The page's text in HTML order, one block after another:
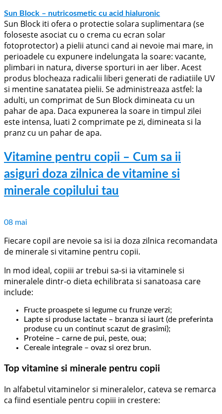
Sun Block – nutricosmetic cu acid hialuronic
Sun Block iti ofera o protectie solara suplimentara (se
foloseste asociat cu o crema cu ecran solar
fotoprotector) a pielii atunci cand ai nevoie mai mare, in
perioadele cu expunere indelungata la soare: vacante,
plimbari in natura, diverse sporturi in aer liber. Acest
produs blocheaza radicalii liberi generati de radiatiile UV
si mentine sanatatea pielii. Se administreaza astfel: la
adulti, un comprimat de Sun Block dimineata cu un
pahar de apa. Daca expunerea la soare in timpul zilei
este intensa, luati 2 comprimate pe zi, dimineata si la
pranz cu un pahar de apa.
Vitamine pentru copii – Cum sa ii
asiguri doza zilnica de vitamine si
minerale copilului tau
08 mai
Fiecare copil are nevoie sa isi ia doza zilnica recomandata
de minerale si vitamine pentru copii.
In mod ideal, copiii ar trebui sa-si ia vitaminele si
mineralele dintr-o dieta echilibrata si sanatoasa care
include:
Fructe proaspete si legume cu frunze verzi;
Lapte si produse lactate – branza si iaurt (de preferinta
produse cu un continut scazut de grasimi);
Proteine – carne de pui, peste, oua;
Cereale integrale – ovaz si orez brun.
Top vitamine si minerale pentru copii
In alfabetul vitaminelor si mineralelor, cateva se remarca
ca fiind esentiale pentru copiii in crestere: